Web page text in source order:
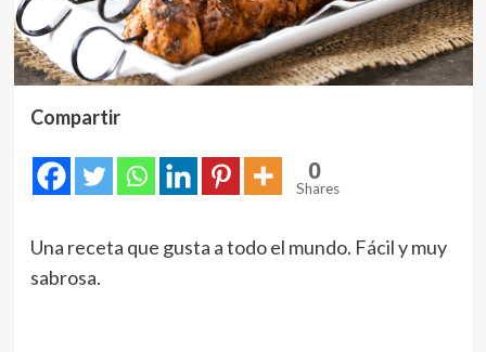
Compartir
0
Shares
Una receta que gusta a todo el mundo. Fácil y muy
sabrosa.